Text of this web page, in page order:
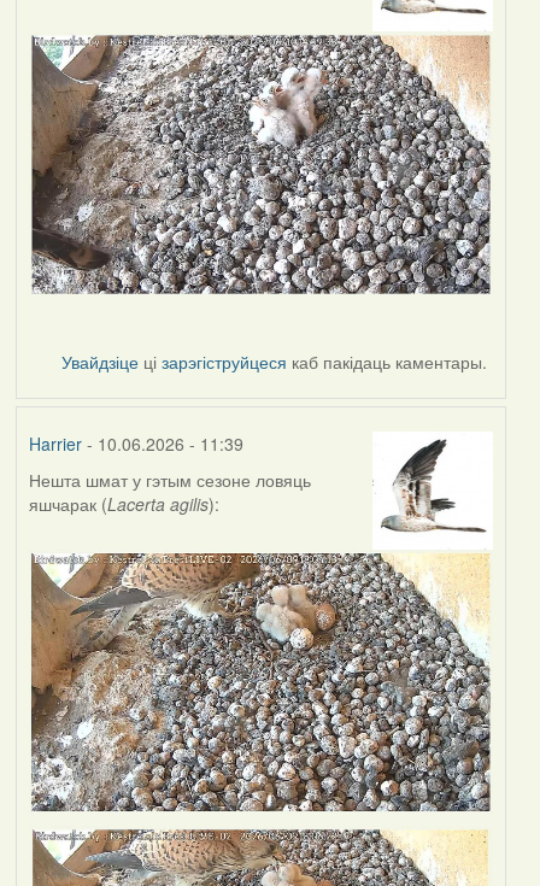
Увайдзіце цізарэгіструйцеся каб пакідаць каментары.
Harrier- 10.06.2026 - 11:39
Нешта шмат у гэтым сезоне ловяць
яшчарак (Lacerta agilis):